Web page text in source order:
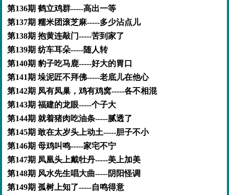
第136期 鹤立鸡群-----高出一等
第137期 糯米团滚芝麻-----多少沾点儿
第138期 抱黄连敲门-----苦到家了
第139期 纺车耳朵-----随人转
第140期 豹子吃马鹿-----好大的胃口
第141期 垛泥匠不拜佛-----老底儿在他心
第142期 凤有凤巢，鸡有鸡窝-----各不相混
第143期 福建的龙眼-----个子大
第144期 就着猪肉吃油条-----腻透了
第145期 敢在太岁头上动土-----胆子不小
第146期 母鸡叫鸣-----家宅不宁
第147期 凤凰头上戴牡丹-----美上加美
第148期 风水先生唱大曲-----阴阳怪调
第149期 孤树上知了-----自鸣得意